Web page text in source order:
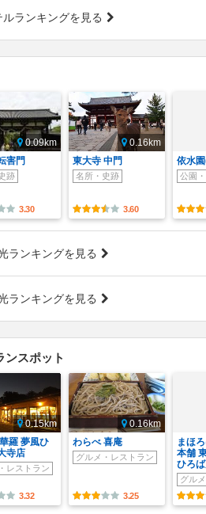
ランキングを見る
0.09km
害門
跡
3.30
0.16km
東大寺 中門
名所・史跡
3.60
依水
公園
ランキングを見る
ランキングを見る
ンスポット
0.15km
羅 夢風ひ
寺店
レストラン
3.32
0.16km
わらべ 喜庵
グルメ・レストラン
3.25
まほ
本舗
ひろ
グル